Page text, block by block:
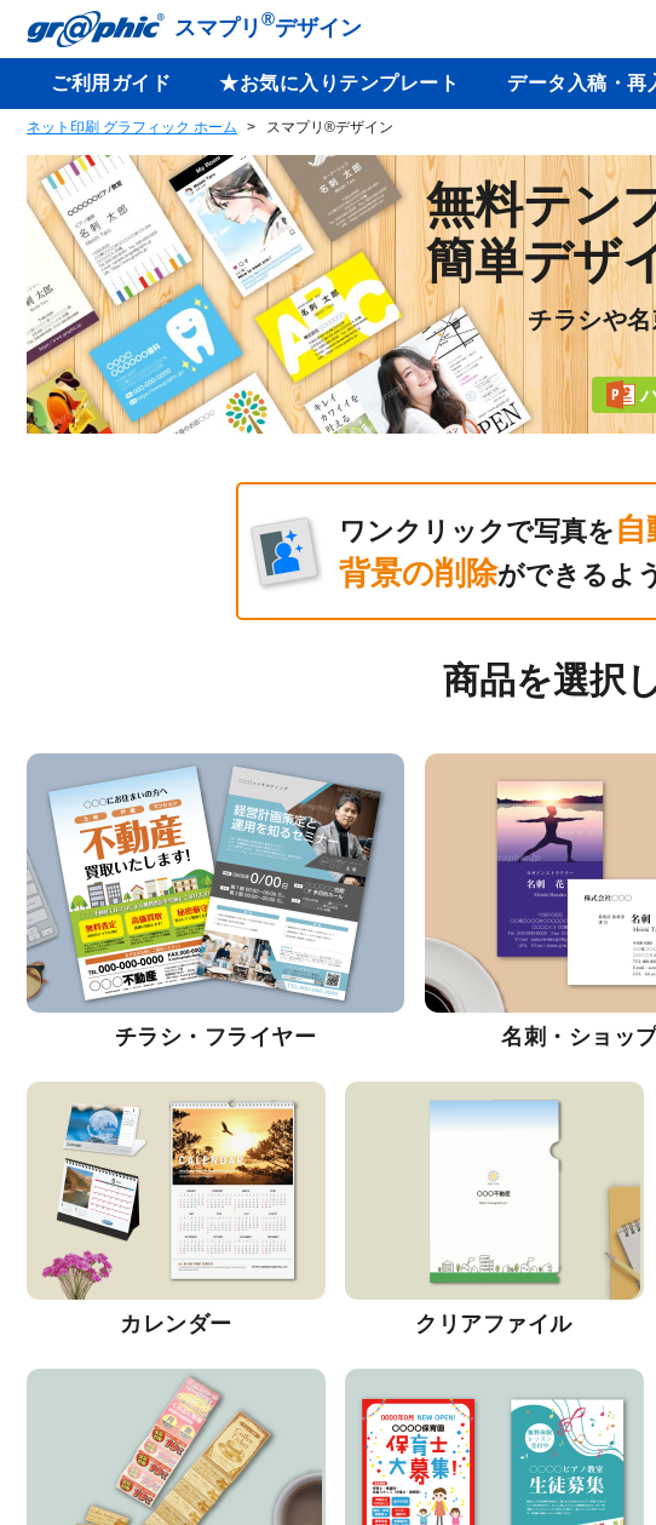
スマプリ ®デザイン
ご利用ガイド ★お気に入りテンプレート データ入稿・再
ネット印刷 グラフィック ホーム スマプリ®デザイン
無料テン
簡単デザ
チラシや
ワンクリックで写真を 自
背景の削除ができるよ
商品を選択
チラシ・フライヤー 名刺・ショッ
カレンダー クリアファイル